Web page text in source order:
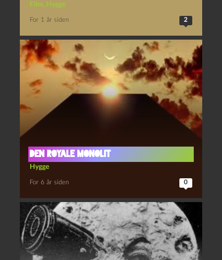
Film, Hygge
For 1 år siden 2
Den royale monolit
Hygge
For 6 år siden 0